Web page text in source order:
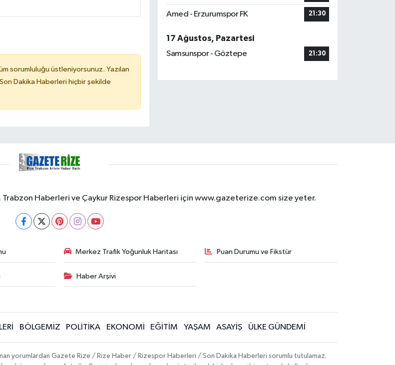
sorumluluğu üstleniyorsunuz. Yazılan
Dakika Haberleri hiçbir şekilde
Amed - Erzurumspor FK 21:30
17 Ağustos, Pazartesi
Samsunspor - Göztepe
21:30
Haberleri ve Çaykur Rizespor Haberleri için www.gazeterize.com size yeter.
Merkez Trafik Yoğunluk Haritası Puan Durumu ve Fikstür
Haber Arşivi
BÖLGEMİZ POLİTİKA EKONOMİ EĞİTİM YAŞAM ASAYİŞ ÜLKE GÜNDEMİ
yorumlardan Gazete Rize / Rize Haber / Rizespor Haberleri / Son Dakika Haberleri sorumlu tutulamaz.